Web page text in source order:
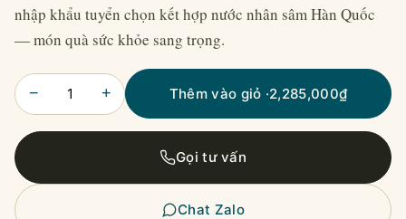
nhập khẩu tuyển chọn kết hợp nước nhân sâm Hàn Quốc
— món quà sức khỏe sang trọng.
− + Thêm vào giỏ ·2,285,000₫
Gọi tư vấn
Chat Zalo